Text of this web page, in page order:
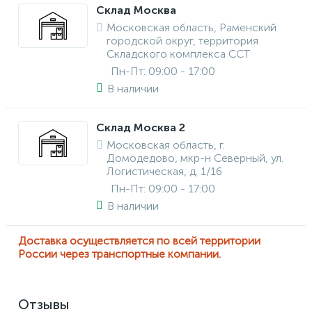
Склад Москва
Московская область, Раменский
городской округ, территория
Складского комплекса ССТ
Пн-Пт: 09:00 - 17:00
В наличии
Склад Москва 2
Московская область, г.
Домодедово, мкр-н Северный, ул.
Логистическая, д. 1/16
Пн-Пт: 09:00 - 17:00
В наличии
Доставка осуществляется по всей территории
России через транспортные компании.
Отзывы